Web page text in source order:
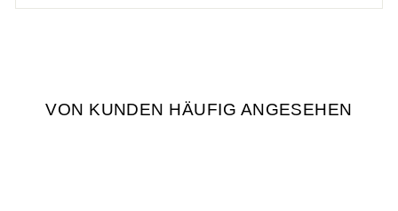
VON KUNDEN HÄUFIG ANGESEHEN